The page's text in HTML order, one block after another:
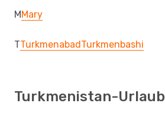
MMary
TTurkmenabadTurkmenbashi
Turkmenistan-Urlaub